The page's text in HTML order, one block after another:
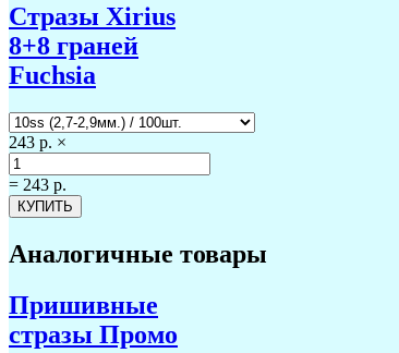
Стразы Xirius
8+8 граней
Fuchsia
243 р. ×
= 243 р.
Аналогичные товары
Пришивные
стразы Промо